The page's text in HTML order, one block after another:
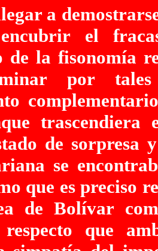
a
el
de la fisonomía
por
de sorpresa
se
que es preciso
de Bolívar
que